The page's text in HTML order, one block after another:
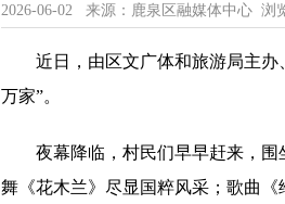
2026-06-02 来源：鹿泉区融媒体中心 浏
近日，由区文广体和旅游局主办
万家”。
夜幕降临，村民们早早赶来，
舞《花木兰》尽显国粹风采；歌曲